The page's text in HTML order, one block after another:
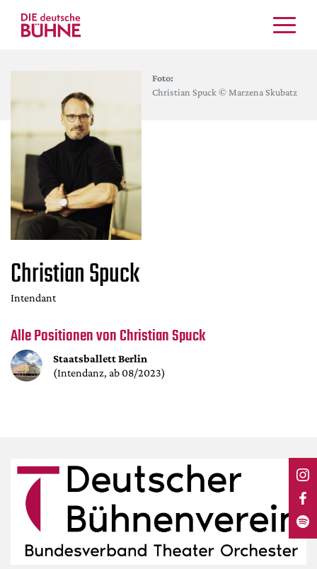
Musiktheater
Crossover
Bühnenwelt
Festivals & Veranstaltungen
Menschen & Theater
Themen
Internationales
Nachrufe
Medientipps
DdB-map
Kalender
Premierensuche
Leseproben
Podcast
Service
Shop / Abo
Newsletter
Foto:
Christian Spuck © Marzena Skubatz
Christian Spuck
Intendant
Alle Positionen von Christian Spuck
Staatsballett Berlin
(Intendanz, ab 08/2023)